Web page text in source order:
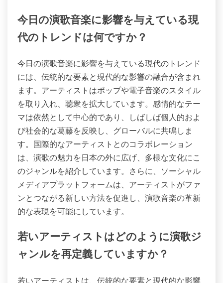
今日の演歌音楽に影響を与えている現
代のトレンドは何ですか？
今日の演歌音楽に影響を与えている現代のトレンド
には、伝統的な要素と現代的な影響の融合が含まれ
ます。アーティストはポップや電子音楽のスタイル
を取り入れ、聴衆を拡大しています。感情的なテー
マは依然として中心的であり、しばしば個人的およ
び社会的な葛藤を反映し、グローバルに共鳴しま
す。国際的なアーティストとのコラボレーション
は、演歌の魅力を日本の外に広げ、多様な文化にこ
のジャンルを紹介しています。さらに、ソーシャル
メディアプラットフォームは、アーティストがファ
ンとつながる新しい方法を促進し、演歌音楽の革新
的な表現を可能にしています。
若いアーティストはどのように演歌ジ
ャンルを再定義していますか？
若いアーティストは、伝統的な要素と現代的な影響